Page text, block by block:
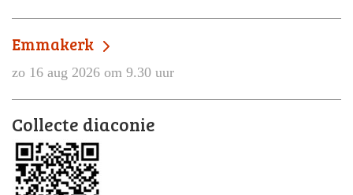
Emmakerk
zo 16 aug 2026 om 9.30 uur
Collecte diaconie